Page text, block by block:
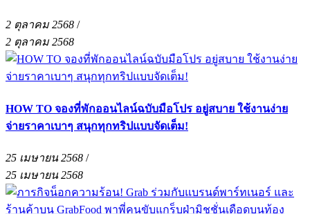
2 ตุลาคม 2568 /
2 ตุลาคม 2568
HOW TO จองที่พักออนไลน์ฉบับมือโปร อยู่สบาย ใช้งานง่าย
จ่ายราคาเบาๆ สนุกทุกทริปแบบจัดเต็ม!
25 เมษายน 2568 /
25 เมษายน 2568